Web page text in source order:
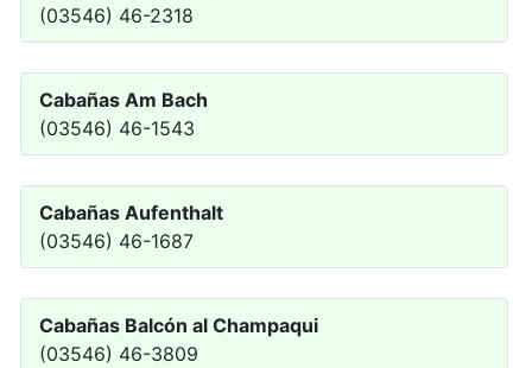
(03546) 46-2318
Cabañas Am Bach
(03546) 46-1543
Cabañas Aufenthalt
(03546) 46-1687
Cabañas Balcón al Champaqui
(03546) 46-3809